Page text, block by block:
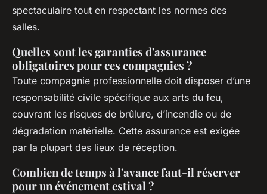
spectaculaire tout en respectant les normes des
salles.
Quelles sont les garanties d'assurance
obligatoires pour ces compagnies ?
Toute compagnie professionnelle doit disposer d’une
responsabilité civile spécifique aux arts du feu,
couvrant les risques de brûlure, d’incendie ou de
dégradation matérielle. Cette assurance est exigée
par la plupart des lieux de réception.
Combien de temps à l'avance faut-il réserver
pour un événement estival ?